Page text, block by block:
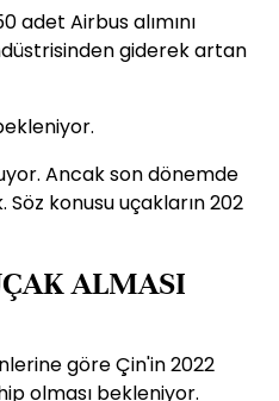
adet Airbus alımını
giderek artan
Ancak son dönemde
konusu uçakların 202
ALMASI
göre Çin'in 2022
olması bekleniyor.